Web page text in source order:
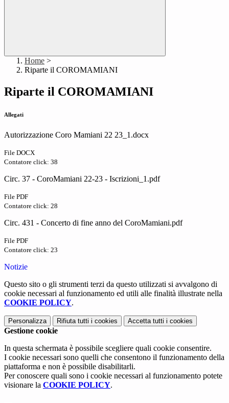
Home >
Riparte il COROMAMIANI
Riparte il COROMAMIANI
Allegati
Autorizzazione Coro Mamiani 22 23_1.docx
File DOCX
Contatore click: 38
Circ. 37 - CoroMamiani 22-23 - Iscrizioni_1.pdf
File PDF
Contatore click: 28
Circ. 431 - Concerto di fine anno del CoroMamiani.pdf
File PDF
Contatore click: 23
Notizie
Questo sito o gli strumenti terzi da questo utilizzati si avvalgono di
cookie necessari al funzionamento ed utili alle finalità illustrate nella
COOKIE POLICY.
Personalizza Rifiuta tutti i cookies Accetta tutti i cookies
Gestione cookie
In questa schermata è possibile scegliere quali cookie consentire.
I cookie necessari sono quelli che consentono il funzionamento della
piattaforma e non è possibile disabilitarli.
Per conoscere quali sono i cookie necessari al funzionamento potete
visionare la COOKIE POLICY.